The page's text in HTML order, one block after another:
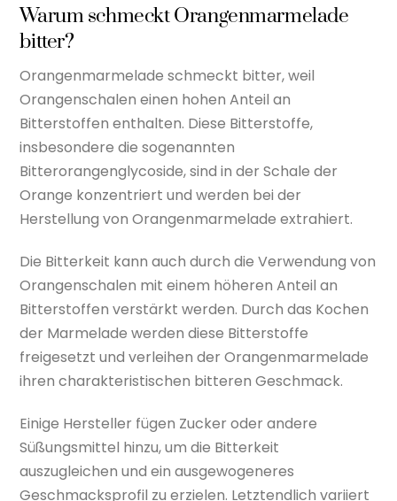
Warum schmeckt Orangenmarmelade
bitter?
Orangenmarmelade schmeckt bitter, weil
Orangenschalen einen hohen Anteil an
Bitterstoffen enthalten. Diese Bitterstoffe,
insbesondere die sogenannten
Bitterorangenglycoside, sind in der Schale der
Orange konzentriert und werden bei der
Herstellung von Orangenmarmelade extrahiert.
Die Bitterkeit kann auch durch die Verwendung von
Orangenschalen mit einem höheren Anteil an
Bitterstoffen verstärkt werden. Durch das Kochen
der Marmelade werden diese Bitterstoffe
freigesetzt und verleihen der Orangenmarmelade
ihren charakteristischen bitteren Geschmack.
Einige Hersteller fügen Zucker oder andere
Süßungsmittel hinzu, um die Bitterkeit
auszugleichen und ein ausgewogeneres
Geschmacksprofil zu erzielen. Letztendlich variiert